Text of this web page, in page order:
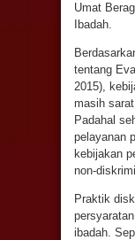
Umat
Ibadah.
tentang
2015),
masih
Padahal
pelayanan
kebijakan
non-
Praktik
ibadah.